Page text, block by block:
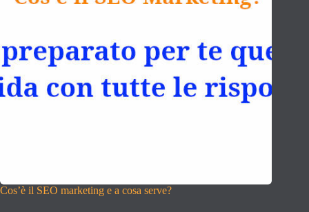
Cos’è il SEO marketing e a cosa serve?